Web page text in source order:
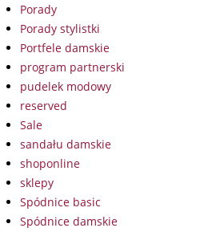
Porady
Porady stylistki
Portfele damskie
program partnerski
pudelek modowy
reserved
Sale
sandału damskie
shoponline
sklepy
Spódnice basic
Spódnice damskie